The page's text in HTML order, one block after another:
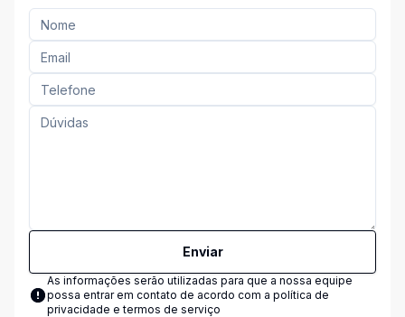
Enviar
As informações serão utilizadas para que a nossa equipe
possa entrar em contato de acordo com a política de
privacidade e termos de serviço